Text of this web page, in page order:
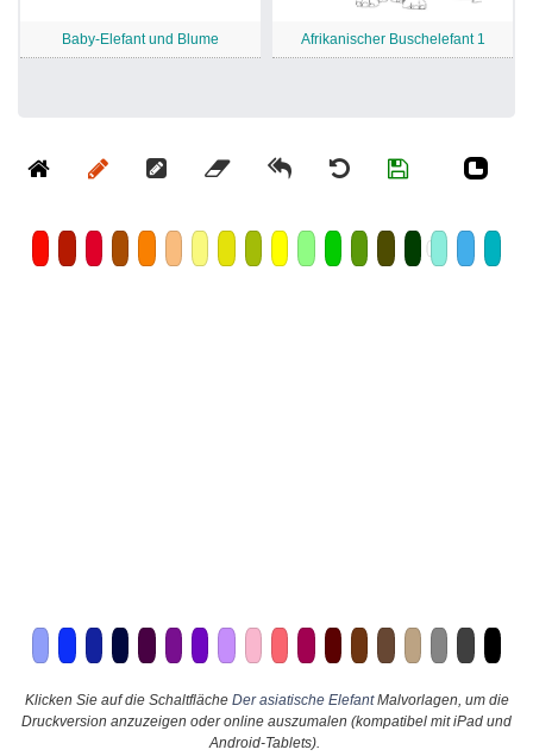
Baby-Elefant und Blume Afrikanischer Buschelefant 1
Klicken Sie auf die Schaltfläche Der asiatische ElefantMalvorlagen, um die
Druckversion anzuzeigen oder online auszumalen (kompatibel mit iPad und
Android-Tablets).